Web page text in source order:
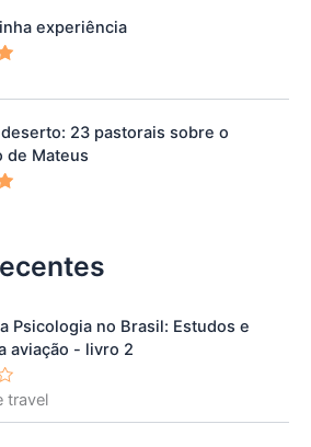
experiência
23 pastorais sobre o
de Mateus
Psicologia no Brasil: Estudos e
aviação - livro 2
travel